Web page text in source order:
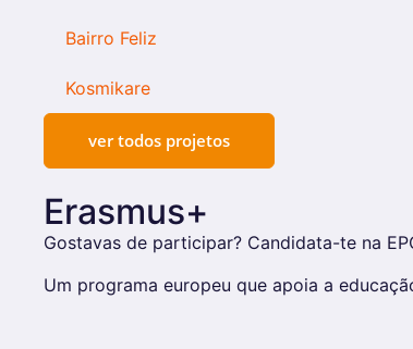
Bairro Feliz
Kosmikare
ver todos projetos
Erasmus+
Gostavas de participar? Candidata-te na
Um programa europeu que apoia a